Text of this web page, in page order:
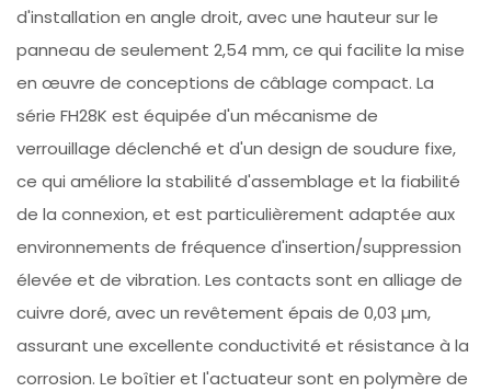
d'installation en angle droit, avec une hauteur sur le
panneau de seulement 2,54 mm, ce qui facilite la mise
en œuvre de conceptions de câblage compact. La
série FH28K est équipée d'un mécanisme de
verrouillage déclenché et d'un design de soudure fixe,
ce qui améliore la stabilité d'assemblage et la fiabilité
de la connexion, et est particulièrement adaptée aux
environnements de fréquence d'insertion/suppression
élevée et de vibration. Les contacts sont en alliage de
cuivre doré, avec un revêtement épais de 0,03 µm,
assurant une excellente conductivité et résistance à la
corrosion. Le boîtier et l'actuateur sont en polymère de